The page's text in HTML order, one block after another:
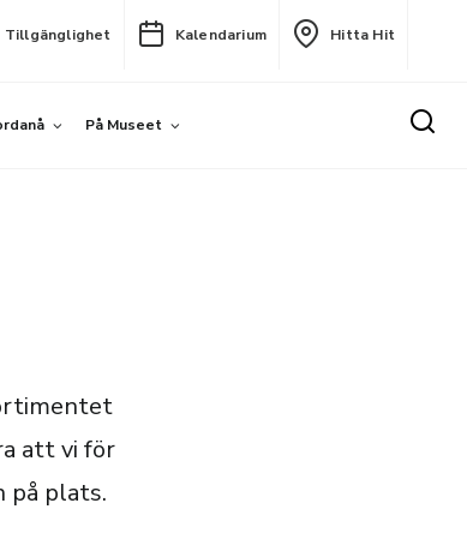
Tillgänglighet Kalendarium Hitta Hit
På Museet
att vi för
på plats.